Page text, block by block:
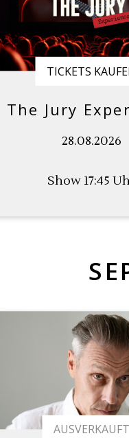
TICKETS
The Jury
28.08.2026
Show 17:45
AUSVERKAUFT